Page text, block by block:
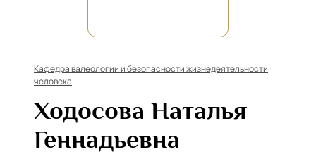
Кафедра валеологии и безопасности жизнедеятельности
человека
Ходосова Наталья
Геннадьевна